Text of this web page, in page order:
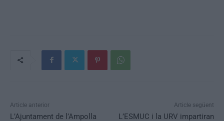
Article anterior
L’Ajuntament de l’Ampolla
Article següent
L’ESMUC i la URV impartiran